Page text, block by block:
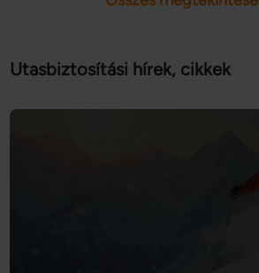
Utasbiztosítási hírek, cikkek